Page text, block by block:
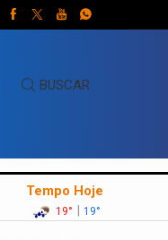
BUSCAR
Tempo Hoje
19° | 19°